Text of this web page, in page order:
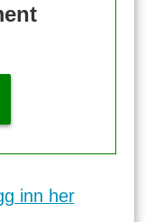
inn her